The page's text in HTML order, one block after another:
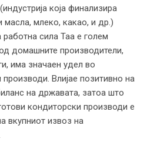
која финализира
масла, млеко, какао, и др.)
работна сила Таа е голем
домашните производители,
има значаен удел во
производи. Влијае позитивно на
на државата, затоа што
кондиторски производи е
вкупниот извоз на